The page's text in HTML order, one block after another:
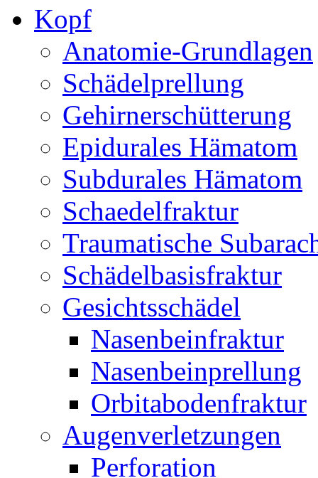
Kopf
Anatomie-Grundlagen
Schädelprellung
Gehirnerschütterung
Epidurales Hämatom
Subdurales Hämatom
Schaedelfraktur
Traumatische
Schädelbasisfraktur
Gesichtsschädel
Nasenbeinfraktur
Nasenbeinprellung
Orbitabodenfraktur
Augenverletzungen
Perforation